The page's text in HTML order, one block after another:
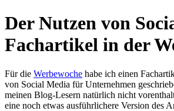
Der Nutzen von
Fachartikel in der
Für die Werbewoche habe ich einen
von Social Media für Unternehmen
meinen Blog-Lesern natürlich nicht
eine noch etwas ausführlichere Version des